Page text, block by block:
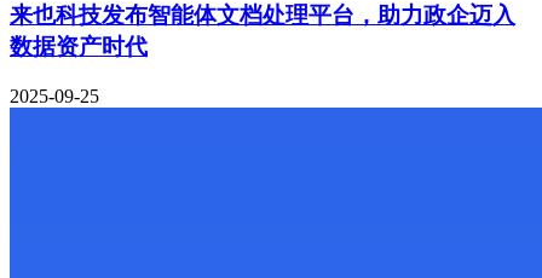
来也科技发布智能体文档处理平台，助力政企迈入
数据资产时代
2025-09-25